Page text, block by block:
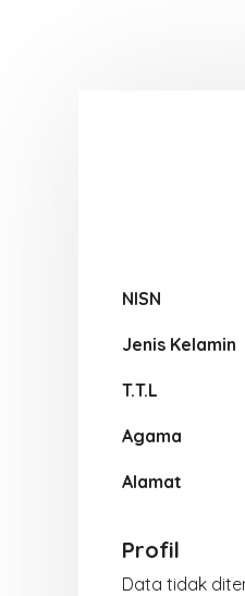
NISN
Jenis Kelamin
T.T.L
Agama
Alamat
Profil
Data tidak